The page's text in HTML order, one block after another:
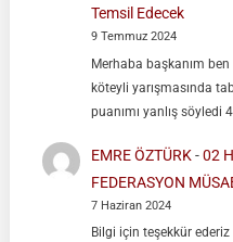
Temsil Edecek
9 Temmuz 2024
Merhaba başkanım
köteyli yarışmasında
puanımı yanlış söyledi
EMRE ÖZTÜRK-02
FEDERASYON
7 Haziran 2024
Bilgi için teşekkür ederiz